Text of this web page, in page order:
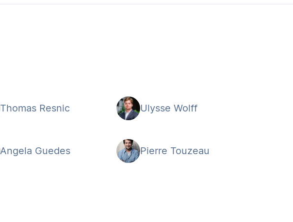
Thomas Resnic Ulysse Wolff
Angela Guedes Pierre Touzeau